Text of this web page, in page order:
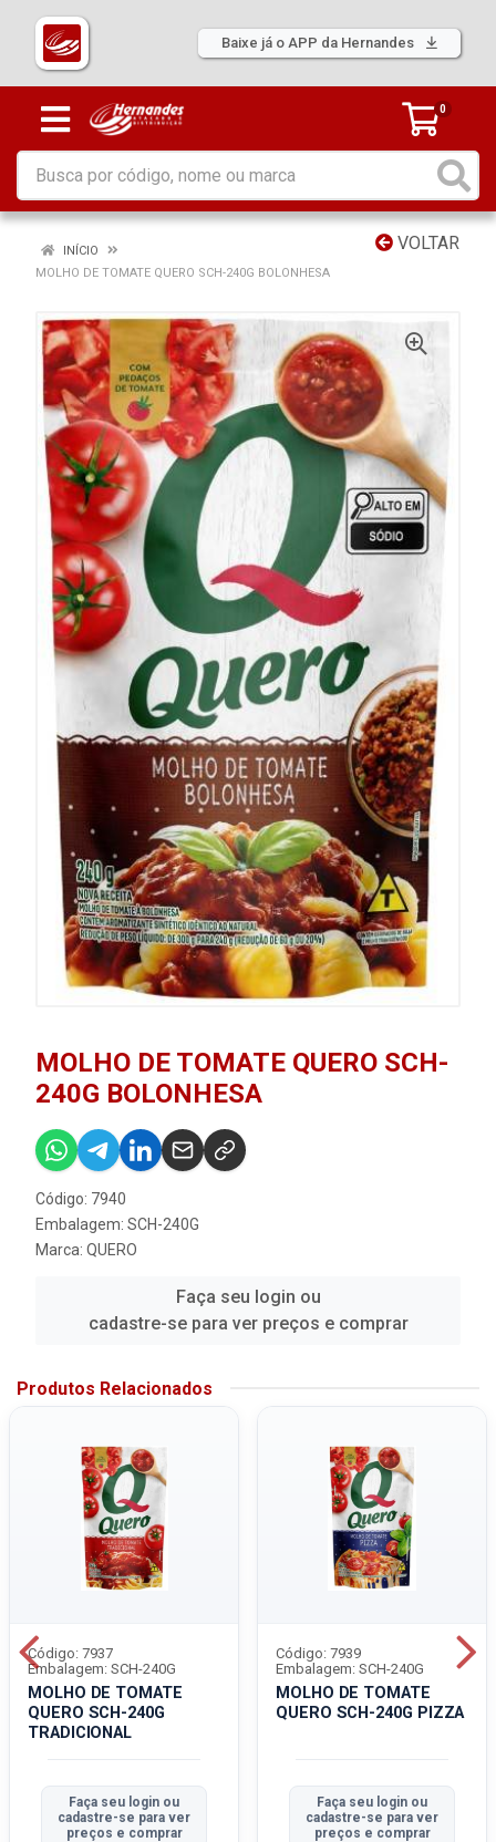
Baixe já o APP da Hernandes
0
VOLTAR
INÍCIO
MOLHO DE TOMATE QUERO SCH-240G BOLONHESA
MOLHO DE TOMATE QUERO SCH-
240G BOLONHESA
Código: 7940
Embalagem: SCH-240G
Marca: QUERO
Faça seu login ou
cadastre-se para ver preços e comprar
Produtos Relacionados
MOLHO DE TOMATE
QUERO SCH-240G
TRADICIONAL
Código: 7937
Embalagem: SCH-240G
Faça seu login ou
cadastre-se para ver
preços e comprar
MOLHO DE TOMATE
QUERO SCH-240G PIZZA
Código: 7939
Embalagem: SCH-240G
Faça seu login ou
cadastre-se para ver
preços e comprar